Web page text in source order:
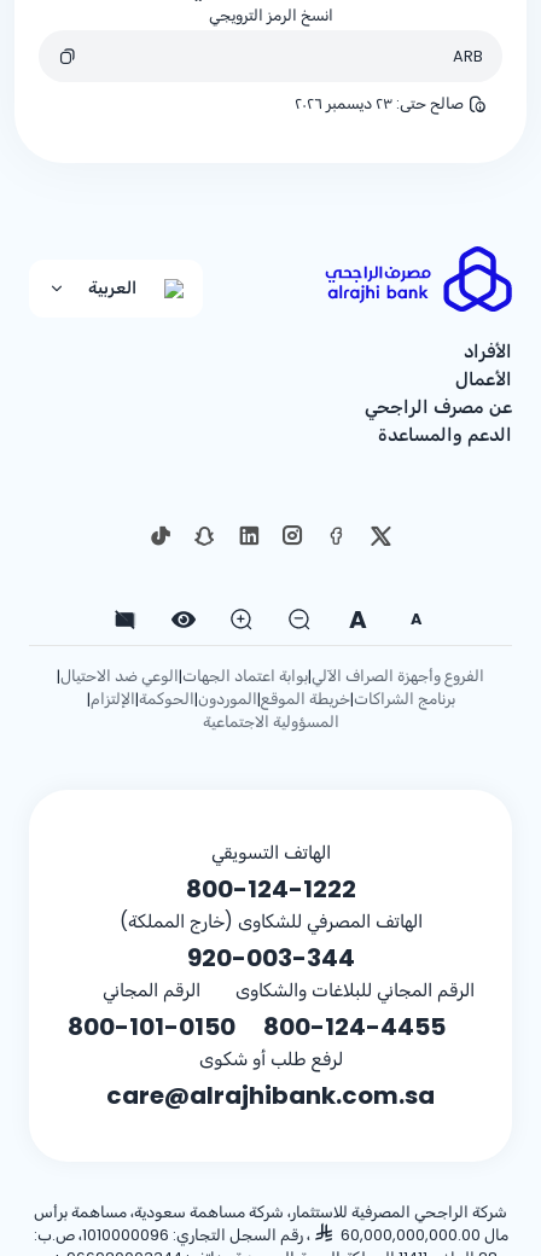
انسخ الرمز الترويجي
ARB
صالح حتى: ٢٣ ديسمبر ٢٠٢٦
العربية
الأفراد
الأعمال
عن مصرف الراجحي
الدعم والمساعدة
A
A
الفروع وأجهزة الصراف الآلي|بوابة اعتماد الجهات|الوعي ضد الاحتيال|
برنامج الشراكات|خريطة الموقع|الموردون|الحوكمة|الإلتزام|
المسؤولية الاجتماعية
الهاتف التسويقي
800-124-1222
الهاتف المصرفي للشكاوى (خارج المملكة)
920-003-344
الرقم المجاني للبلاغات والشكاوى
800-124-4455
الرقم المجاني
800-101-0150
لرفع طلب أو شكوى
care@alrajhibank.com.sa
شركة الراجحي المصرفية للاستثمار، شركة مساهمة سعودية، مساهمة برأس
مال 60,000,000,000.00
، رقم السجل التجاري: 1010000096، ص.ب: